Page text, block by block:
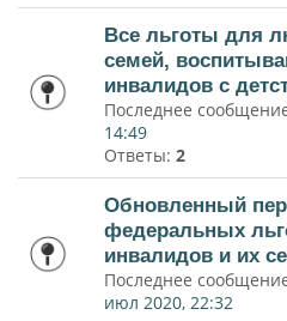
Все льготы для
семей,
инвалидов с
Последнее
14:49
Ответы: 2
Обновленный
федеральных
инвалидов и их
Последнее
июл 2020, 22:32